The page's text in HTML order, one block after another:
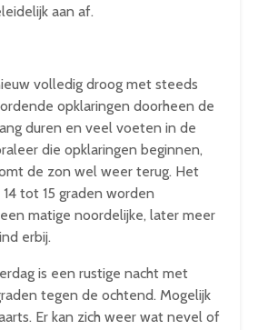
aan af.
volledig droog met steeds
opklaringen doorheen de
duren en veel voeten in de
die opklaringen beginnen,
de zon wel weer terug. Het
tot 15 graden worden
matige noordelijke, later meer
erbij.
is een rustige nacht met
tegen de ochtend. Mogelijk
Er kan zich weer wat nevel of